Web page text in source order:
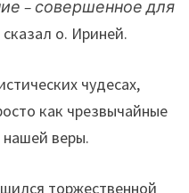
– совершенное для
о. Ириней.
чудесах,
как чрезвычайные
нашей веры.
торжественной